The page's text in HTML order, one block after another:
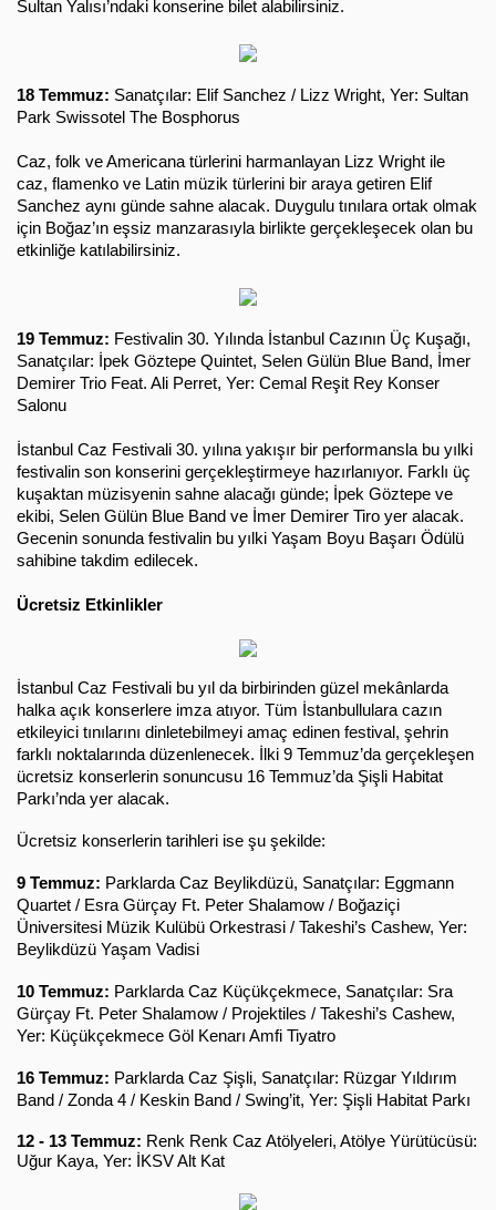
Sultan Yalısı’ndaki konserine bilet alabilirsiniz.
18 Temmuz: Sanatçılar: Elif Sanchez / Lizz Wright, Yer: Sultan
Park Swissotel The Bosphorus
Caz, folk ve Americana türlerini harmanlayan Lizz Wright ile
caz, flamenko ve Latin müzik türlerini bir araya getiren Elif
Sanchez aynı günde sahne alacak. Duygulu tınılara ortak olmak
için Boğaz’ın eşsiz manzarasıyla birlikte gerçekleşecek olan bu
etkinliğe katılabilirsiniz.
19 Temmuz: Festivalin 30. Yılında İstanbul Cazının Üç Kuşağı,
Sanatçılar: İpek Göztepe Quintet, Selen Gülün Blue Band, İmer
Demirer Trio Feat. Ali Perret, Yer: Cemal Reşit Rey Konser
Salonu
İstanbul Caz Festivali 30. yılına yakışır bir performansla bu yılki
festivalin son konserini gerçekleştirmeye hazırlanıyor. Farklı üç
kuşaktan müzisyenin sahne alacağı günde; İpek Göztepe ve
ekibi, Selen Gülün Blue Band ve İmer Demirer Tiro yer alacak.
Gecenin sonunda festivalin bu yılki Yaşam Boyu Başarı Ödülü
sahibine takdim edilecek.
Ücretsiz Etkinlikler
İstanbul Caz Festivali bu yıl da birbirinden güzel mekânlarda
halka açık konserlere imza atıyor. Tüm İstanbullulara cazın
etkileyici tınılarını dinletebilmeyi amaç edinen festival, şehrin
farklı noktalarında düzenlenecek. İlki 9 Temmuz’da gerçekleşen
ücretsiz konserlerin sonuncusu 16 Temmuz’da Şişli Habitat
Parkı’nda yer alacak.
Ücretsiz konserlerin tarihleri ise şu şekilde:
9 Temmuz: Parklarda Caz Beylikdüzü, Sanatçılar: Eggmann
Quartet / Esra Gürçay Ft. Peter Shalamow / Boğaziçi
Üniversitesi Müzik Kulübü Orkestrasi / Takeshi’s Cashew, Yer:
Beylikdüzü Yaşam Vadisi
10 Temmuz: Parklarda Caz Küçükçekmece, Sanatçılar: Sra
Gürçay Ft. Peter Shalamow / Projektiles / Takeshi’s Cashew,
Yer: Küçükçekmece Göl Kenarı Amfi Tiyatro
16 Temmuz: Parklarda Caz Şişli, Sanatçılar: Rüzgar Yıldırım
Band / Zonda 4 / Keskin Band / Swing’it, Yer: Şişli Habitat Parkı
12 - 13 Temmuz: Renk Renk Caz Atölyeleri, Atölye Yürütücüsü:
Uğur Kaya, Yer: İKSV Alt Kat